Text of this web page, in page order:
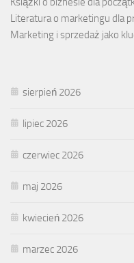
Literatura o marketingu dla
Marketing i sprzedaż jako
sierpień 2026
lipiec 2026
czerwiec 2026
maj 2026
kwiecień 2026
marzec 2026